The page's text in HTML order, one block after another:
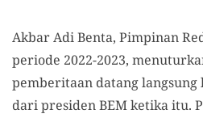
Akbar Adi Benta, Pimpinan
periode 2022-2023,
pemberitaan datang langsung
dari presiden BEM ketika itu.